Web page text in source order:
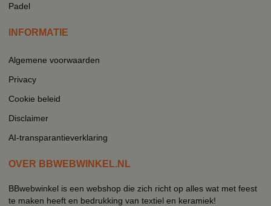
Padel
INFORMATIE
Algemene voorwaarden
Privacy
Cookie beleid
Disclaimer
AI-transparantieverklaring
OVER BBWEBWINKEL.NL
BBwebwinkel is een webshop die zich richt op alles wat met feest
te maken heeft en bedrukking van textiel en keramiek!